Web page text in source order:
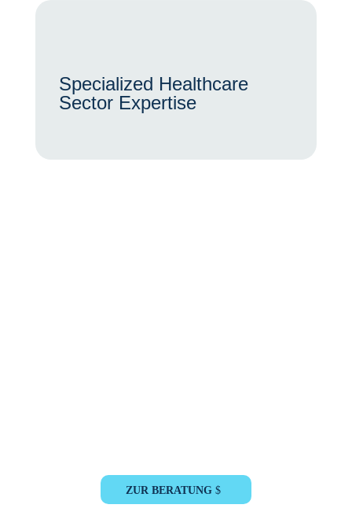
Specialized Healthcare
Sector Expertise
ZUR BERATUNG